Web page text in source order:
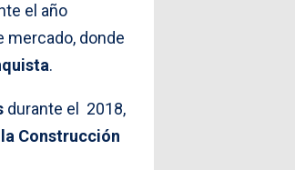
el año
mercado, donde
.
durante el 2018,
Construcción